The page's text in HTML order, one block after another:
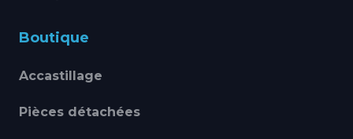
Boutique
Accastillage
Pièces détachées